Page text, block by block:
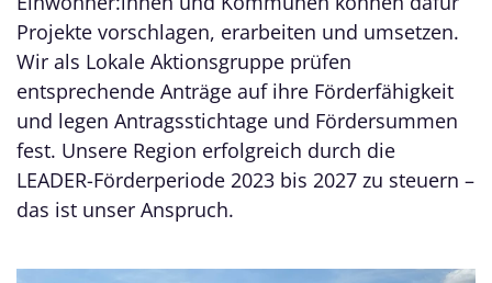
Projekte vorschlagen, erarbeiten und umsetzen.
Wir als Lokale Aktionsgruppe prüfen
entsprechende Anträge auf ihre Förderfähigkeit
und legen Antragsstichtage und Fördersummen
fest. Unsere Region erfolgreich durch die
LEADER-Förderperiode 2023 bis 2027 zu steuern –
das ist unser Anspruch.